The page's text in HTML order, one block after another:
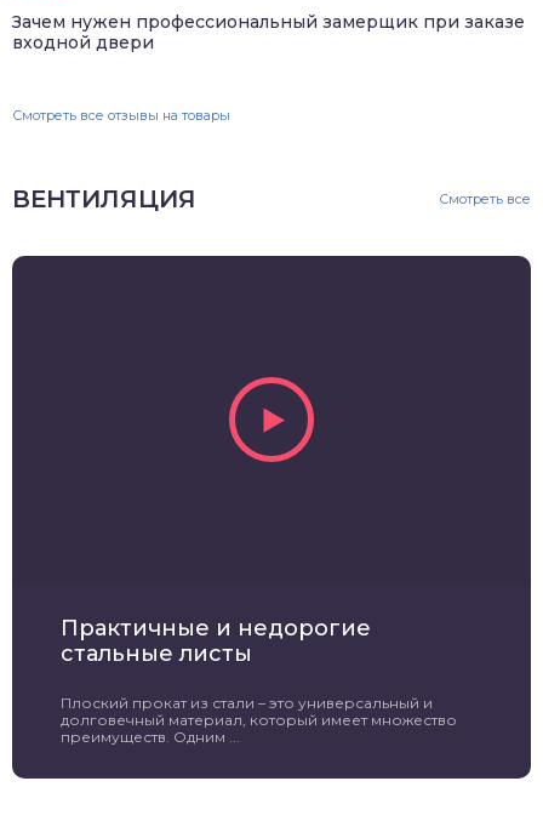
Зачем нужен профессиональный замерщик при заказе
входной двери
Смотреть все отзывы на товары
ВЕНТИЛЯЦИЯ Смотреть все
Практичные и недорогие
стальные листы
Плоский прокат из стали – это универсальный и
долговечный материал, который имеет множество
преимуществ. Одним ...